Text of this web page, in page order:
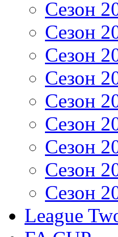
Сезон
Сезон
Сезон
Сезон
Сезон
Сезон
Сезон
Сезон
Сезон
League